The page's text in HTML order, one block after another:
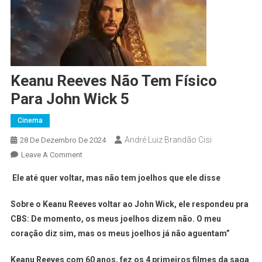
Keanu Reeves Não Tem Físico
Para John Wick 5
Cinema
28 De Dezembro De 2024 André Luiz Brandão Cisi
Leave A Comment
Ele até quer voltar, mas não tem joelhos que ele disse
Sobre o Keanu Reeves voltar ao John Wick, ele respondeu pra
CBS: De momento, os meus joelhos dizem não. O meu
coração diz sim, mas os meus joelhos já não aguentam”
Keanu Reeves com 60 anos, fez os 4 primeiros filmes da saga